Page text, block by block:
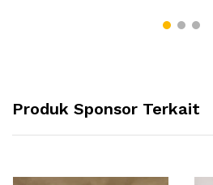
Produk Sponsor Terkait